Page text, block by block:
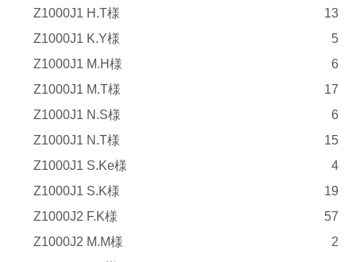
Z1000J1 H.T様
13
Z1000J1 K.Y様
5
Z1000J1 M.H様
6
Z1000J1 M.T様
17
Z1000J1 N.S様
6
Z1000J1 N.T様
15
Z1000J1 S.Ke様
4
Z1000J1 S.K様
19
Z1000J2 F.K様
57
Z1000J2 M.M様
2